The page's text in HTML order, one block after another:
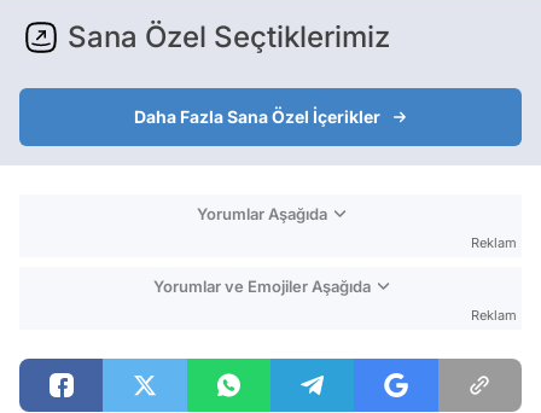
Sana Özel Seçtiklerimiz
Daha Fazla Sana Özel İçerikler
Yorumlar Aşağıda
Reklam
Yorumlar ve Emojiler Aşağıda
Reklam